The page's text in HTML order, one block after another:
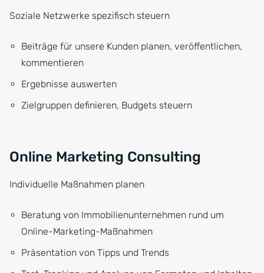
Soziale Netzwerke spezifisch steuern
Beiträge für unsere Kunden planen, veröffentlichen,
kommentieren
Ergebnisse auswerten
Zielgruppen definieren, Budgets steuern
Online Marketing Consulting
Individuelle Maßnahmen planen
Beratung von Immobilienunternehmen rund um
Online-Marketing-Maßnahmen
Präsentation von Tipps und Trends